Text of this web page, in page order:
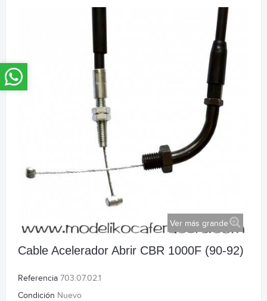
Ver más grande
Cable Acelerador Abrir CBR 1000F (90-92)
Referencia 703.07.02.1
Condición Nuevo